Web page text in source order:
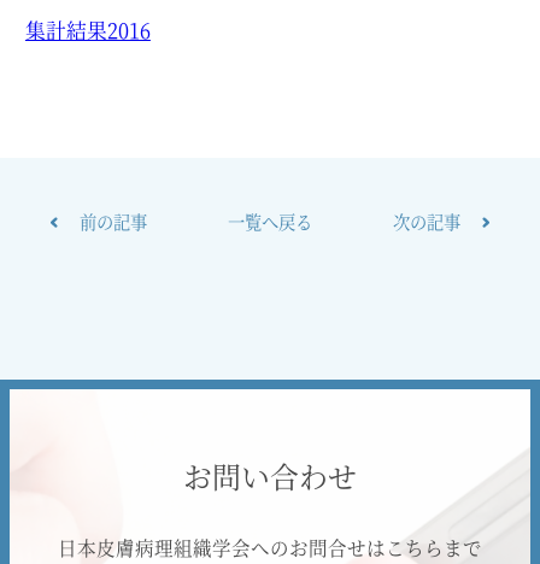
集計結果2016
一覧へ戻る
前の記事 次の記事
お問い合わせ
日本皮膚病理組織学会へのお問合せはこちらまで